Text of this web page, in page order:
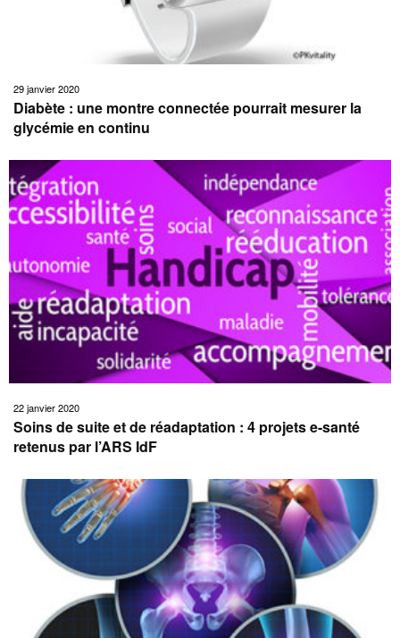
29 janvier 2020
Diabète : une montre connectée pourrait mesurer la
glycémie en continu
22 janvier 2020
Soins de suite et de réadaptation : 4 projets e-santé
retenus par l’ARS IdF